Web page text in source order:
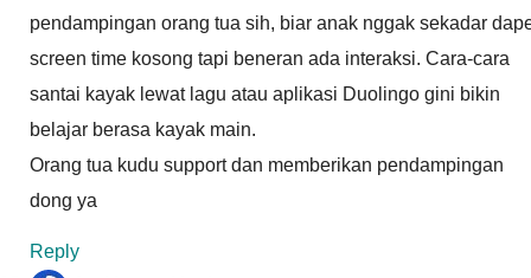
pendampingan orang tua sih, biar anak nggak sekadar
screen time kosong tapi beneran ada interaksi. Cara-cara
santai kayak lewat lagu atau aplikasi Duolingo gini bikin
belajar berasa kayak main.
Orang tua kudu support dan memberikan pendampingan
dong ya
Reply